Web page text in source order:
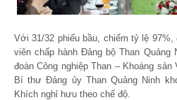
Với 31/32 phiếu bầu, chiếm tỷ lệ 97%,
viên chấp hành Đảng bộ Than Quảng
đoàn Công nghiệp Than – Khoáng
Bí thư Đảng ủy Than Quảng Ninh
Khích nghỉ hưu theo chế độ.